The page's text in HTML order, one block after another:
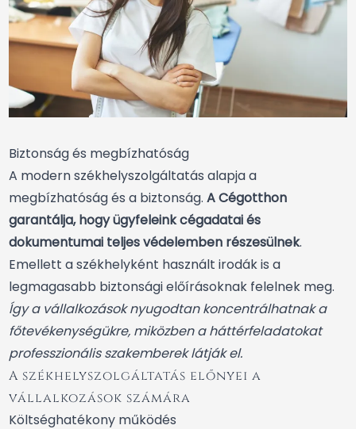
Biztonság és megbízhatóság
A modern székhelyszolgáltatás alapja a
megbízhatóság és a biztonság. A Cégotthon
garantálja, hogy ügyfeleink cégadatai és
dokumentumai teljes védelemben részesülnek.
Emellett a székhelyként használt irodák is a
legmagasabb biztonsági előírásoknak felelnek meg.
Így a vállalkozások nyugodtan koncentrálhatnak a
főtevékenységükre, miközben a háttérfeladatokat
professzionális szakemberek látják el.
A székhelyszolgáltatás előnyei a
vállalkozások számára
Költséghatékony működés